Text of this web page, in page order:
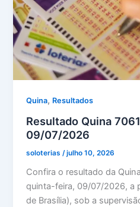
Quina, Resultados
Resultado Quina
09/07/2026
soloterias /julho 10, 2026
Confira o resultado da
quinta-feira, 09/07/2026, a
de Brasília), sob a